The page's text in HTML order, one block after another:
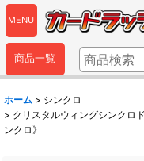
MENU
商品一覧
ホーム > シンクロ
> クリスタルウィングシンクロ
ンクロ》